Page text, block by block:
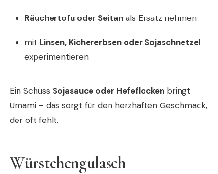
Räuchertofu oder Seitan als Ersatz nehmen
mit Linsen, Kichererbsen oder Sojaschnetzel
experimentieren
Ein Schuss Sojasauce oder Hefeflocken bringt
Umami – das sorgt für den herzhaften Geschmack,
der oft fehlt.
Würstchengulasch